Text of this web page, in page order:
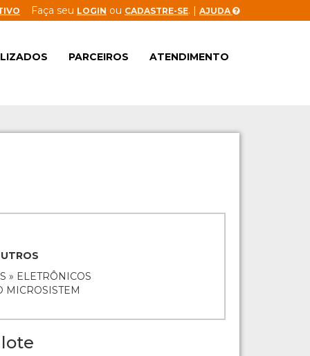
Faça seu LOGIN ou CADASTRE-SE. | AJUDA
PARCEIROS ATENDIMENTO
» ELETRÔNICOS
MICROSISTEM